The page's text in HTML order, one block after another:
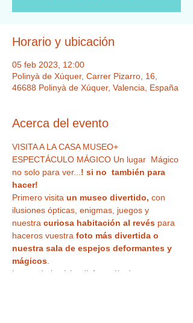
Horario y ubicación
05 feb 2023, 12:00
Polinyà de Xúquer, Carrer Pizarro, 16,
46688 Polinyà de Xúquer, Valencia, España
Acerca del evento
VISITA A LA CASA MUSEO+
ESPECTÁCULO MÁGICO Un lugar  Mágico
no solo para ver... ! si no  también para
hacer!
Primero visita un museo divertido, con
ilusiones ópticas, enigmas, juegos y
nuestra curiosa habitación al revés para
haceros vuestra foto más divertida o
nuestra sala de espejos deformantes y
mágicos
Luego de la visita disfrutaréis de un